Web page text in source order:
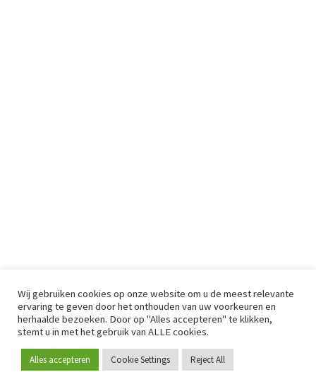
Word lid
Wij gebruiken cookies op onze website om u de meest relevante
ervaring te geven door het onthouden van uw voorkeuren en
herhaalde bezoeken. Door op "Alles accepteren" te klikken,
stemt u in met het gebruik van ALLE cookies.
Alles accepteren Cookie Settings Reject All